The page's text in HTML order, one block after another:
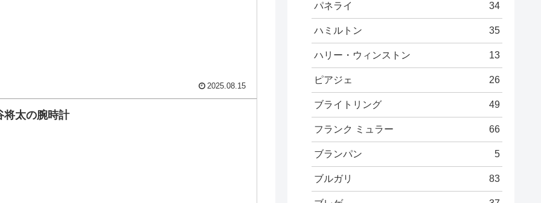
2025.08.15
将太の腕時計
パネライ 34
ハミルトン 35
ハリー・ウィンストン 13
ピアジェ 26
ブライトリング 49
フランク ミュラー 66
ブランパン 5
ブルガリ 83